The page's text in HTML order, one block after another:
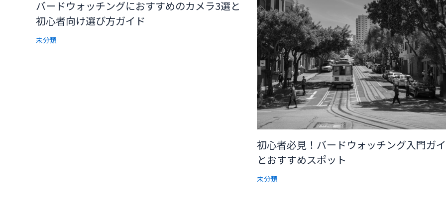
バードウォッチングにおすすめのカメラ3選と
初心者向け選び方ガイド
未分類
初心者必見！バードウォッチング入門ガ
とおすすめスポット
未分類